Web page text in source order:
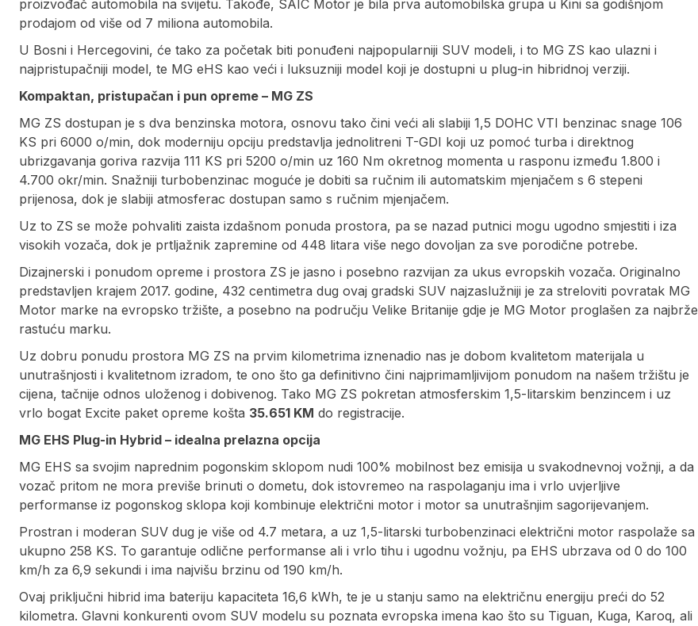
proizvođač automobila na svijetu. Takođe, SAIC Motor je bila prva automobilska grupa u Kini sa godišnjom
prodajom od više od 7 miliona automobila.
U Bosni i Hercegovini, će tako za početak biti ponuđeni najpopularniji SUV modeli, i to MG ZS kao ulazni i
najpristupačniji model, te MG eHS kao veći i luksuzniji model koji je dostupni u plug-in hibridnoj verziji.
Kompaktan, pristupačan i pun opreme – MG ZS
MG ZS dostupan je s dva benzinska motora, osnovu tako čini veći ali slabiji 1,5 DOHC VTI benzinac snage 106
KS pri 6000 o/min, dok moderniju opciju predstavlja jednolitreni T-GDI koji uz pomoć turba i direktnog
ubrizgavanja goriva razvija 111 KS pri 5200 o/min uz 160 Nm okretnog momenta u rasponu između 1.800 i
4.700 okr/min. Snažniji turbobenzinac moguće je dobiti sa ručnim ili automatskim mjenjačem s 6 stepeni
prijenosa, dok je slabiji atmosferac dostupan samo s ručnim mjenjačem.
Uz to ZS se može pohvaliti zaista izdašnom ponuda prostora, pa se nazad putnici mogu ugodno smjestiti i iza
visokih vozača, dok je prtljažnik zapremine od 448 litara više nego dovoljan za sve porodične potrebe.
Dizajnerski i ponudom opreme i prostora ZS je jasno i posebno razvijan za ukus evropskih vozača. Originalno
predstavljen krajem 2017. godine, 432 centimetra dug ovaj gradski SUV najzaslužniji je za streloviti povratak MG
Motor marke na evropsko tržište, a posebno na području Velike Britanije gdje je MG Motor proglašen za najbrže
rastuću marku.
Uz dobru ponudu prostora MG ZS na prvim kilometrima iznenadio nas je dobom kvalitetom materijala u
unutrašnjosti i kvalitetnom izradom, te ono što ga definitivno čini najprimamljivijom ponudom na našem tržištu je
cijena, tačnije odnos uloženog i dobivenog. Tako MG ZS pokretan atmosferskim 1,5-litarskim benzincem i uz
vrlo bogat Excite paket opreme košta 35.651 KM do registracije.
MG EHS Plug-in Hybrid – idealna prelazna opcija
MG EHS sa svojim naprednim pogonskim sklopom nudi 100% mobilnost bez emisija u svakodnevnoj vožnji, a da
vozač pritom ne mora previše brinuti o dometu, dok istovremeo na raspolaganju ima i vrlo uvjerljive
performanse iz pogonskog sklopa koji kombinuje električni motor i motor sa unutrašnjim sagorijevanjem.
Prostran i moderan SUV dug je više od 4.7 metara, a uz 1,5-litarski turbobenzinaci električni motor raspolaže sa
ukupno 258 KS. To garantuje odlične performanse ali i vrlo tihu i ugodnu vožnju, pa EHS ubrzava od 0 do 100
km/h za 6,9 sekundi i ima najvišu brzinu od 190 km/h.
Ovaj priključni hibrid ima bateriju kapaciteta 16,6 kWh, te je u stanju samo na električnu energiju preći do 52
kilometra. Glavni konkurenti ovom SUV modelu su poznata evropska imena kao što su Tiguan, Kuga, Karoq, ali